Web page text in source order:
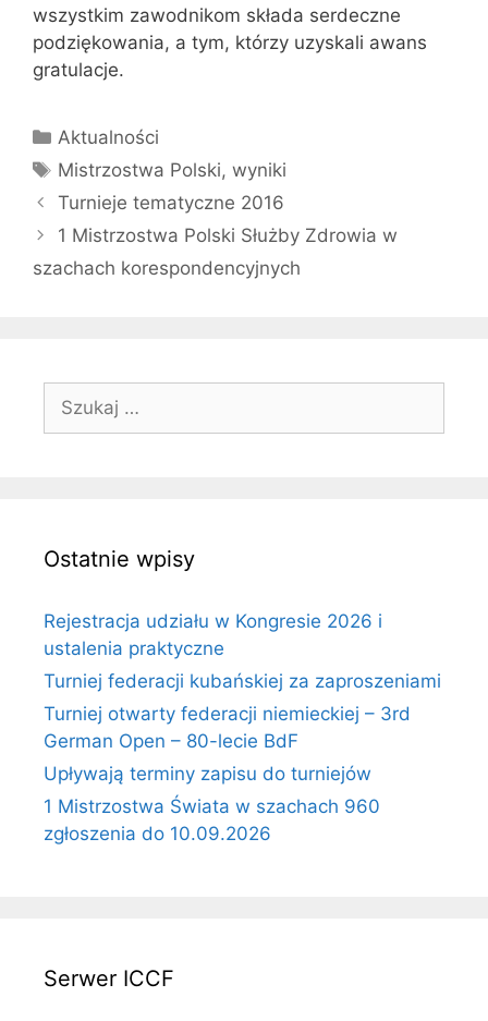
wszystkim zawodnikom składa serdeczne
podziękowania, a tym, którzy uzyskali awans
gratulacje.
Kategorie
Aktualności
Tagi
Mistrzostwa Polski,wyniki
Turnieje tematyczne 2016
1 Mistrzostwa Polski Służby Zdrowia w
szachach korespondencyjnych
Szukaj:
Ostatnie wpisy
Rejestracja udziału w Kongresie 2026 i
ustalenia praktyczne
Turniej federacji kubańskiej za zaproszeniami
Turniej otwarty federacji niemieckiej – 3rd
German Open – 80-lecie BdF
Upływają terminy zapisu do turniejów
1 Mistrzostwa Świata w szachach 960
zgłoszenia do 10.09.2026
Serwer ICCF